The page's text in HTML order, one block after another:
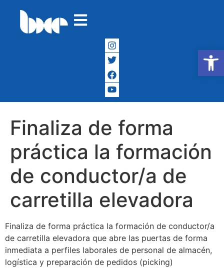
Abrir
Finaliza de forma
práctica la formación
de conductor/a de
carretilla elevadora
Finaliza de forma práctica la formación de conductor/a
de carretilla elevadora que abre las puertas de forma
inmediata a perfiles laborales de personal de almacén,
logística y preparación de pedidos (picking)